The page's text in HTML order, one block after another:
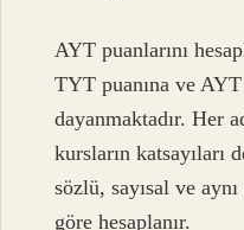
AYT puanlarını
TYT puanına ve AYT
dayanmaktadır. Her
kursların katsayıları
sözlü, sayısal ve
göre hesaplanır.